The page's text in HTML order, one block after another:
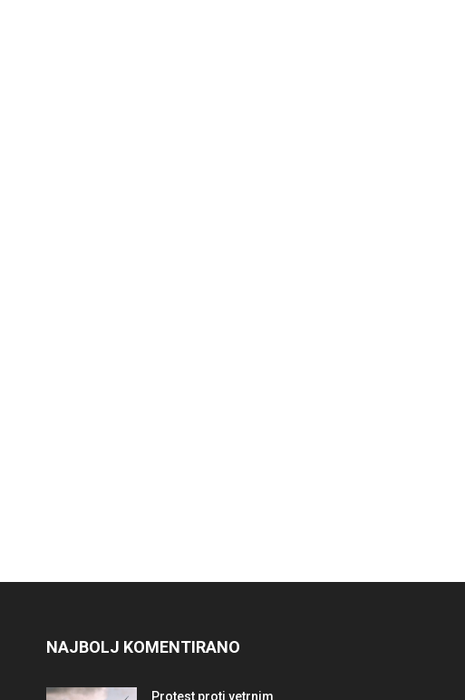
NAJBOLJ KOMENTIRANO
Protest proti vetrnim